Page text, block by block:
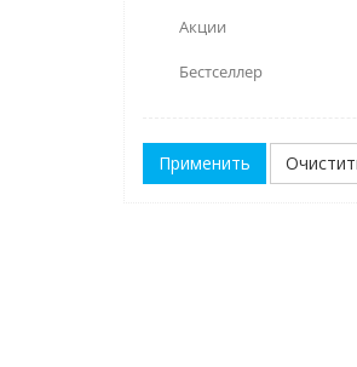
Акции
Бестселлер